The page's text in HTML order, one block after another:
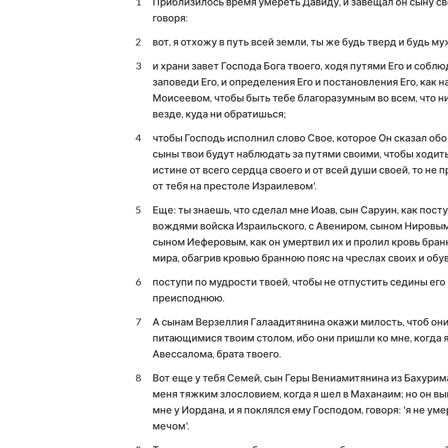
Второзаконие
Книга Судей Руфь
1-я Царств 2-я Царств
1-я Паралипоменон 2-я Паралипоменон
Ездра Неемия
Есфирь Иов
Исаия Иеремия
Плач Иеремии Иезекииль
Иоиль Амос
Аввакум Софония
Аггей Захария
Малахия
Первое послание к
Филиппийцам
Первое послание к
Тимофею
Послание к Титу
Послание к Евреям
Петра
Первое послание
Третье послание
Откровение Иоанна
говоря:
2
вот, я отхожу в путь всей земли, ты же будь тверд и будь
3
и храни завет Господа Бога твоего, ходя путями Его и
заповеди Его, и определения Его и постановления Его, как
Моисеевом, чтобы быть тебе благоразумным во всем, что
везде, куда ни обратишься;
4
чтобы Господь исполнил слово Свое, которое Он сказал
сыны твои будут наблюдать за путями своими, чтобы
истине от всего сердца своего и от всей души своей, то не
от тебя на престоле Израилевом'.
5
Еще: ты знаешь, что сделал мне Иоав, сын Саруин, как
вождями войска Израильского, с Авениром, сыном
сыном Иеферовым, как он умертвил их и пролил кровь
мира, обагрив кровью бранною пояс на чреслах своих и
6
поступи по мудрости твоей, чтобы не отпустить седины
преисподнюю.
7
А сынам Верзеллия Галаадитянина окажи милость, чтоб
питающимися твоим столом, ибо они пришли ко мне, когда
Авессалома, брата твоего.
8
Вот еще у тебя Семей, сын Геры Вениамитянина из
меня тяжким злословием, когда я шел в Маханаим; но он
мне у Иордана, и я поклялся ему Господом, говоря: 'я не
мечом'.